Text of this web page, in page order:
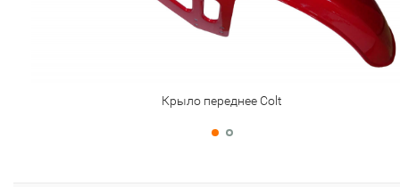
Крыло переднее Colt